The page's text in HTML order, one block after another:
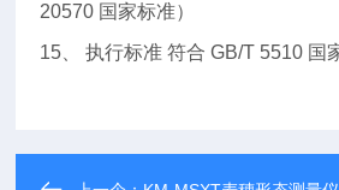
20570 国家标准）
15、执行标准 符合GB/T 5510 国